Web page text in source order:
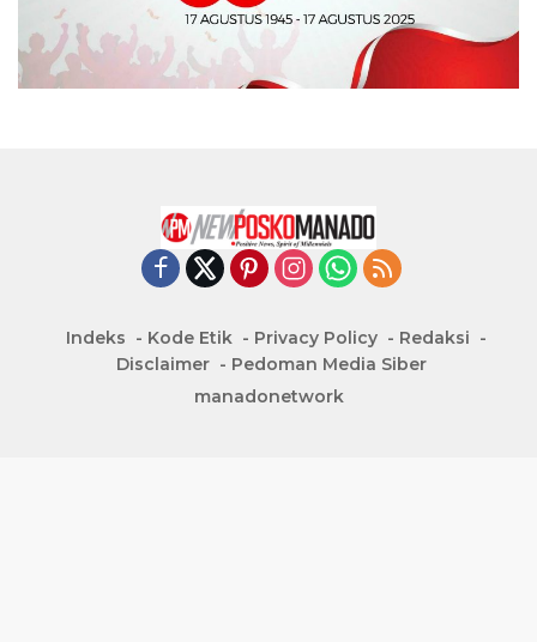
Indeks Kode Etik Privacy Policy
Redaksi
Disclaimer
Pedoman Media Siber
manadonetwork